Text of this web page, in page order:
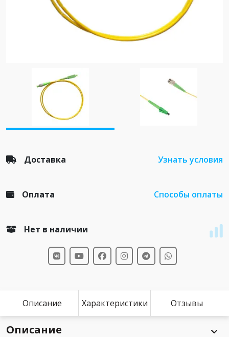
Доставка Узнать условия
Оплата Способы оплаты
Нет в наличии
Описание Характеристики Отзывы
Описание